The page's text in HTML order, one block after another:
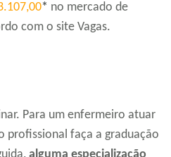
* no mercado de
com o site Vagas.
Para um enfermeiro atuar
profissional faça a graduação